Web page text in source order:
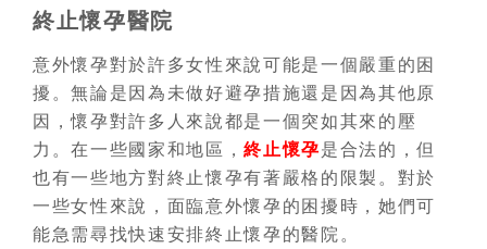
終止懷孕醫院
意外懷孕對於許多女性來說可能是一個嚴重的困
擾。無論是因為未做好避孕措施還是因為其他原
因，懷孕對許多人來說都是一個突如其來的壓
力。在一些國家和地區，終止懷孕是合法的，但
也有一些地方對終止懷孕有著嚴格的限製。對於
一些女性來說，面臨意外懷孕的困擾時，她們可
能急需尋找快速安排終止懷孕的醫院。